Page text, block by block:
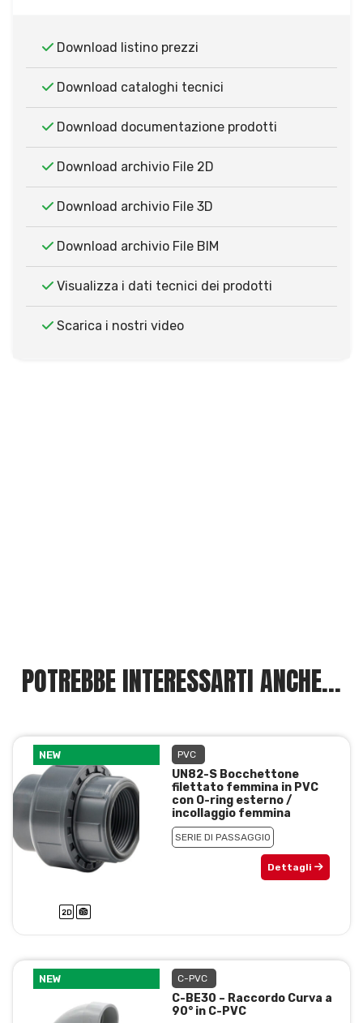
Download listino prezzi
Download cataloghi tecnici
Download documentazione prodotti
Download archivio File 2D
Download archivio File 3D
Download archivio File BIM
Visualizza i dati tecnici dei prodotti
Scarica i nostri video
POTREBBE INTERESSARTI ANCHE...
NEW PVC
UN82-S Bocchettone
filettato femmina in PVC
con O-ring esterno /
incollaggio femmina
SERIE DI PASSAGGIO
Dettagli
NEW C-PVC
C-BE30 – Raccordo Curva a
90° in C-PVC